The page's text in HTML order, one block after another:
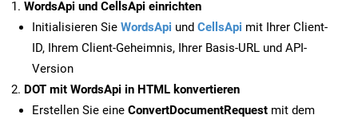
WordsApi und CellsApi einrichten
Initialisieren Sie WordsApi und CellsApi mit Ihrer Client-
ID, Ihrem Client-Geheimnis, Ihrer Basis-URL und API-
Version
DOT mit WordsApi in HTML konvertieren
Erstellen Sie eine ConvertDocumentRequest mit dem